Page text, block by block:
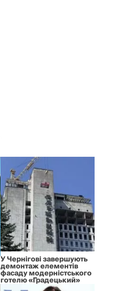
У Чернігові завершують
демонтаж елементів
фасаду модерністського
готелю «Градецький»